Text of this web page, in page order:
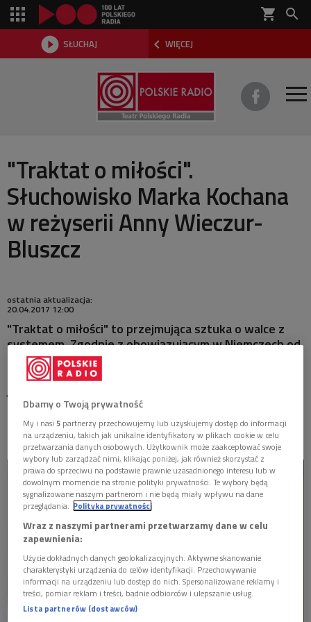
shopping_cart 
 SŁUCHAJ  WIĘCEJ

REPERTUAR
SŁUCHOWISKA
AKTUALNOŚCI
MATYSIAKOWIE
"Traktat o miłości".
Słuchowisko Marka Kochana
w reżyserii Anny Wieczur-
Bluszcz
ostatnia aktualizacja:
20.04.2017 12:00
"Traktat o miłości" to przejmująca sztuka o walce z
systemem. Zgodnie z obowiązującym w Niemczech od
1939 roku prawem, niemieckie urząd do spraw dzieci
Libesamt ma status pierwszego rodzica. Jego opinia
Przerażająca prawda o odbieranych dzieciach w
doskonałym słuchowisku Marka Kochana.
Dbamy o Twoją prywatność
My i nasi5 partnerzy przechowujemy lub uzyskujemy dostęp do informacji
na urządzeniu, takich jak unikalne identyfikatory w plikach cookie w celu
przetwarzania danych osobowych. Użytkownik może zaakceptować swoje
wybory lub zarządzać nimi, klikając poniżej, jak również skorzystać z
prawa do sprzeciwu na podstawie prawnie uzasadnionego interesu lub w
dowolnym momencie na stronie polityki prywatności. Te wybory będą
sygnalizowane naszym partnerom i nie będą miały wpływu na dane
przeglądania. Polityka prywatności
Wraz z naszymi partnerami przetwarzamy dane w celu
zapewnienia:
Użycie dokładnych danych geolokalizacyjnych. Aktywne skanowanie
charakterystyki urządzenia do celów identyfikacji. Przechowywanie
informacji na urządzeniu lub dostęp do nich. Spersonalizowane reklamy i
treści, pomiar reklam i treści, badnie odbiorców i ulepszanie usług.
Lista partnerów (dostawców)